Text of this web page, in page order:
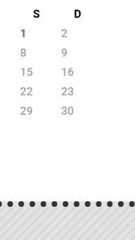
S
D
1
2
8
9
15
16
22
23
29
30